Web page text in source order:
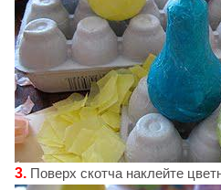
3. Поверх скотча наклейте